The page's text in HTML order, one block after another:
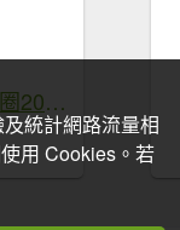
火炎山甜甜圈賽(無限循環)17圈2026年4月25~26日
統計網路流量相
用 Cookies。若